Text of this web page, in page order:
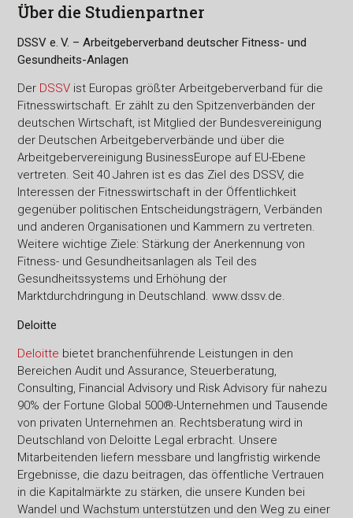
Über die Studienpartner
DSSV e. V. – Arbeitgeberverband deutscher Fitness- und
Gesundheits-Anlagen
Der DSSV ist Europas größter Arbeitgeberverband für die
Fitnesswirtschaft. Er zählt zu den Spitzenverbänden der
deutschen Wirtschaft, ist Mitglied der Bundesvereinigung
der Deutschen Arbeitgeberverbände und über die
Arbeitgebervereinigung BusinessEurope auf EU-Ebene
vertreten. Seit 40 Jahren ist es das Ziel des DSSV, die
Interessen der Fitnesswirtschaft in der Öffentlichkeit
gegenüber politischen Entscheidungsträgern, Verbänden
und anderen Organisationen und Kammern zu vertreten.
Weitere wichtige Ziele: Stärkung der Anerkennung von
Fitness- und Gesundheitsanlagen als Teil des
Gesundheitssystems und Erhöhung der
Marktdurchdringung in Deutschland. www.dssv.de.
Deloitte
Deloitte bietet branchenführende Leistungen in den
Bereichen Audit und Assurance, Steuerberatung,
Consulting, Financial Advisory und Risk Advisory für nahezu
90% der Fortune Global 500®-Unternehmen und Tausende
von privaten Unternehmen an. Rechtsberatung wird in
Deutschland von Deloitte Legal erbracht. Unsere
Mitarbeitenden liefern messbare und langfristig wirkende
Ergebnisse, die dazu beitragen, das öffentliche Vertrauen
in die Kapitalmärkte zu stärken, die unsere Kunden bei
Wandel und Wachstum unterstützen und den Weg zu einer